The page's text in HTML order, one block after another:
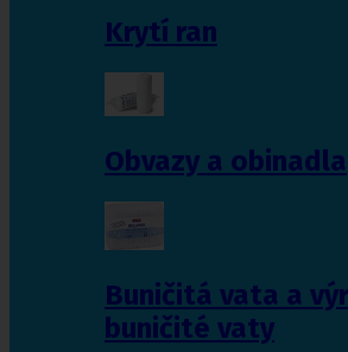
Krytí ran
Obvazy a obinadla
Buničitá vata a
buničité vaty